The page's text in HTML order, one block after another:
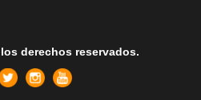
derechos reservados.